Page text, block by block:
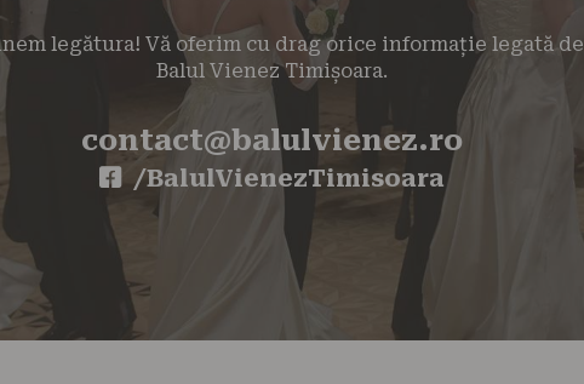
legătura! Vă oferim cu drag orice informație legată de
Balul Vienez Timișoara.
contact@balulvienez.ro
/BalulVienezTimisoara